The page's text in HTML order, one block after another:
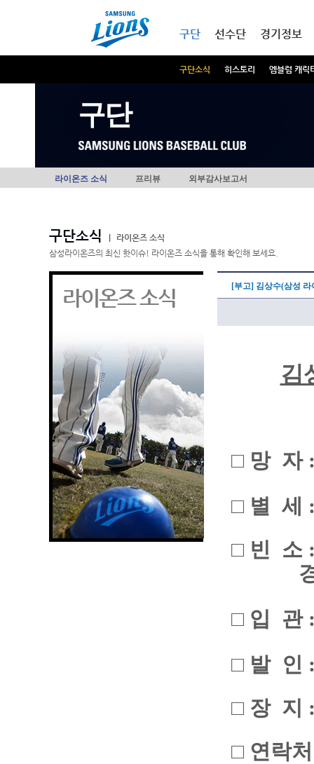
구단
구단소식 히스토리 엠블럼 캐릭
선수단 경기정보
구단
라이온즈 소식 프리뷰 외부감사보고서
구단소식
라이온즈 소식
삼성라이온즈의 최신 핫이슈! 라이온즈 소식을 통해 확인해 보세요.
라이온즈 소식 [부고] 김상수(삼성
김
□ 망 자
□ 별 세 :
□ 빈 소
경북
□ 입 관 :
□ 발 인 :
□ 장 지
□ 연락